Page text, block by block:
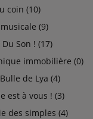
coin (10)
(9)
Son ! (17)
immobilière (0)
de Lya (4)
est à vous ! (3)
des simples (4)